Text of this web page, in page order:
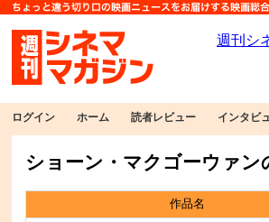
ログイン ホーム 読者レビュー インタビ
ショーン・マクゴーウァン
作品名